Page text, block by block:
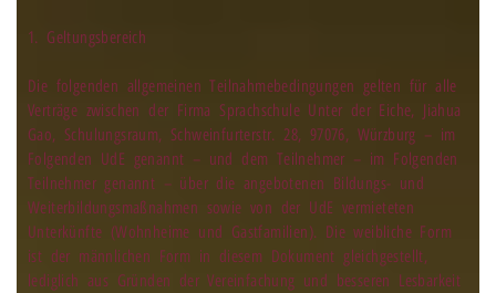
1. Geltungsbereich
Die folgenden allgemeinen Teilnahmebedingungen gelten für alle
Verträge zwischen der Firma Sprachschule Unter der Eiche, Jiahua
Gao, Schulungsraum, Schweinfurterstr. 28, 97076, Würzburg – im
Folgenden UdE genannt – und dem Teilnehmer – im Folgenden
Teilnehmer genannt – über die angebotenen Bildungs- und
Weiterbildungsmaßnahmen sowie von der UdE vermieteten
Unterkünfte (Wohnheime und Gastfamilien). Die weibliche Form
ist der männlichen Form in diesem Dokument gleichgestellt,
lediglich aus Gründen der Vereinfachung und besseren Lesbarkeit